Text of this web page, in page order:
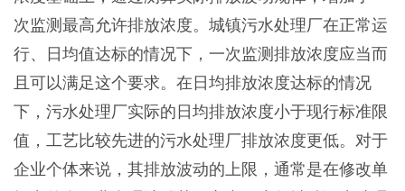
次监测最高允许排放浓度。城镇污水处理厂在正常运
行、日均值达标的情况下，一次监测排放浓度应当而
且可以满足这个要求。在日均排放浓度达标的情况
下，污水处理厂实际的日均排放浓度小于现行标准限
值，工艺比较先进的污水处理厂排放浓度更低。对于
企业个体来说，其排放波动的上限，通常是在修改单